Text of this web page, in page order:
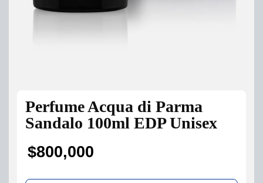
Perfume Acqua di Parma
Sandalo 100ml EDP Unisex
$800,000